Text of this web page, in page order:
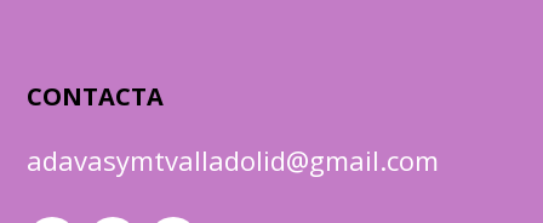
CONTACTA
adavasymtvalladolid@gmail.com